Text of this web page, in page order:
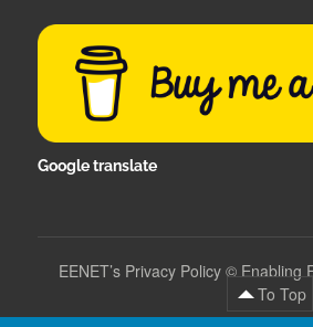
Google translate
EENET’s Privacy Policy© Enabling
To Top